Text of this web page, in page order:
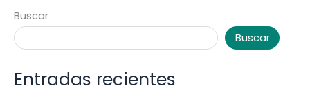
Buscar
Buscar
Entradas recientes